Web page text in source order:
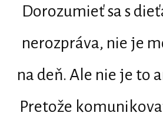
Dorozumieť sa s
nerozpráva, nie je
na deň. Ale nie je to
Pretože